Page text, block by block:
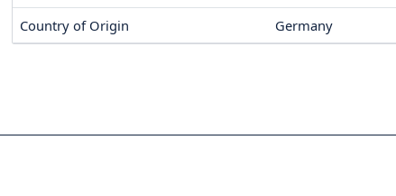
Country of Origin
Germany